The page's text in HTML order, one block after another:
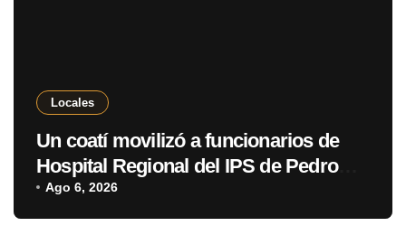
Locales
Un coatí movilizó a funcionarios de
Hospital Regional del IPS de Pedro
Juan Caballero
Ago 6, 2026